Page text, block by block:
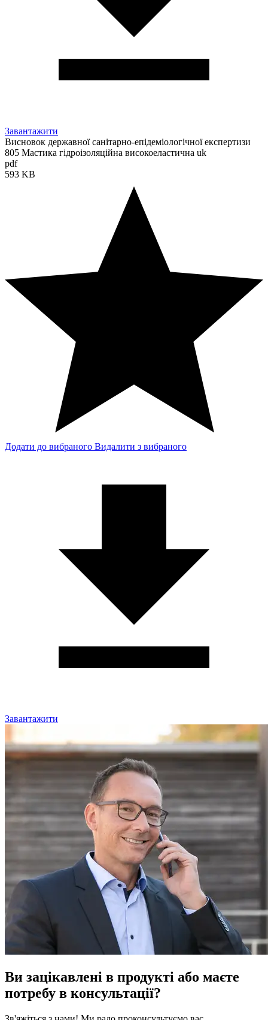
Завантажити
Висновок державної санітарно-епідеміологічної експертизи
805 Мастика гідроізоляційна високоеластична uk
pdf
593 KB
Додати до вибраного Видалити з вибраного
Завантажити
Ви зацікавлені в продукті або маєте
потребу в консультації?